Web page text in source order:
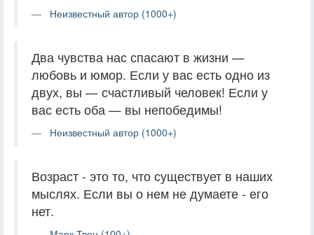
Неизвестный автор (1000+)
Два чувства нас спасают в жизни —
любовь и юмор. Если у вас есть одно из
двух, вы — счастливый человек! Если у
вас есть оба — вы непобедимы!
Неизвестный автор (1000+)
Возраст - это то, что существует в наших
мыслях. Если вы о нем не думаете - его
нет.